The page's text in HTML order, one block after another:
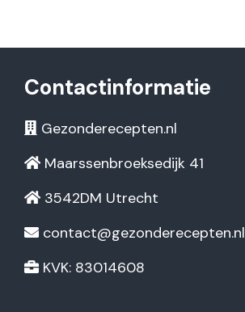
Contactinformatie
Gezonderecepten.nl
Maarssenbroeksedijk 41
3542DM Utrecht
contact@gezonderecepten.nl
KVK: 83014608